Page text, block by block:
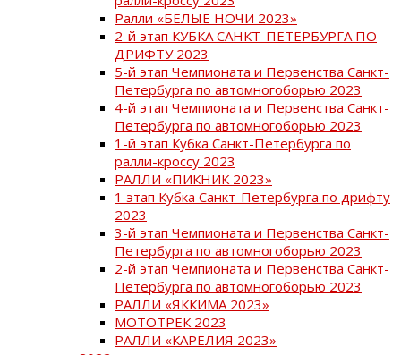
Ралли «БЕЛЫЕ НОЧИ 2023»
2-й этап КУБКА САНКТ-ПЕТЕРБУРГА ПО
ДРИФТУ 2023
5-й этап Чемпионата и Первенства Санкт-
Петербурга по автомногоборью 2023
4-й этап Чемпионата и Первенства Санкт-
Петербурга по автомногоборью 2023
1-й этап Кубка Санкт-Петербурга по
ралли-кроссу 2023
РАЛЛИ «ПИКНИК 2023»
1 этап Кубка Санкт-Петербурга по дрифту
2023
3-й этап Чемпионата и Первенства Санкт-
Петербурга по автомногоборью 2023
2-й этап Чемпионата и Первенства Санкт-
Петербурга по автомногоборью 2023
РАЛЛИ «ЯККИМА 2023»
МОТОТРЕК 2023
РАЛЛИ «КАРЕЛИЯ 2023»